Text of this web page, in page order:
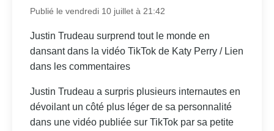
Publié le vendredi 10 juillet à 21:42
Justin Trudeau surprend tout le monde en
dansant dans la vidéo TikTok de Katy Perry / Lien
dans les commentaires
Justin Trudeau a surpris plusieurs internautes en
dévoilant un côté plus léger de sa personnalité
dans une vidéo publiée sur TikTok par sa petite